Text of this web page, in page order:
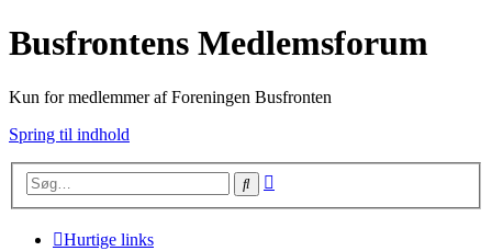
Busfrontens Medlemsforum
Kun for medlemmer af Foreningen Busfronten
Spring til indhold
Søg
Hurtige links